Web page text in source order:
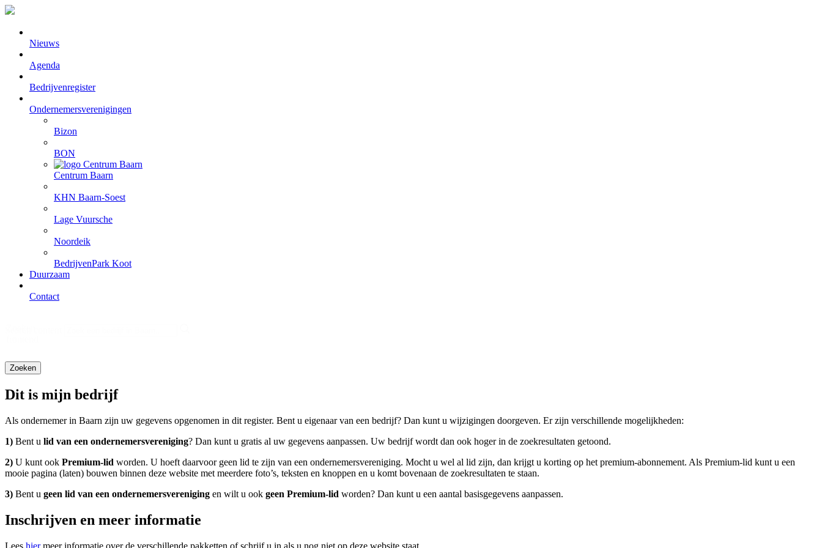
Nieuws
Agenda
Bedrijvenregister
Ondernemersverenigingen
Bizon
BON
Centrum Baarn
KHN Baarn-Soest
Lage Vuursche
Noordeik
BedrijvenPark Koot
Duurzaam
Contact
Dit is mijn bedrijf
Als ondernemer in Baarn zijn uw gegevens opgenomen in dit register. Bent u eigenaar van een bedrijf? Dan kunt u wijzigingen doorgeven. Er zijn verschillende mogelijkheden:
1) Bent u lid van een ondernemersvereniging? Dan kunt u gratis al uw gegevens aanpassen. Uw bedrijf wordt dan ook hoger in de zoekresultaten getoond.
2) U kunt ook Premium-lid worden. U hoeft daarvoor geen lid te zijn van een ondernemersvereniging. Mocht u wel al lid zijn, dan krijgt u korting op het premium-abonnement. Als Premium-lid kunt u een
mooie pagina (laten) bouwen binnen deze website met meerdere foto’s, teksten en knoppen en u komt bovenaan de zoekresultaten te staan.
3) Bent u geen lid van een ondernemersvereniging en wilt u ook geen Premium-lid worden? Dan kunt u een aantal basisgegevens aanpassen.
Inschrijven en meer informatie
Lees hiermeer informatie over de verschillende pakketten of schrijf u in als u nog niet op deze website staat.